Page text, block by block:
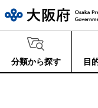
分類から探す 目